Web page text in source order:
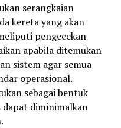
serangkaian
kereta yang akan
pengecekan
apabila ditemukan
sistem agar semua
operasional.
sebagai bentuk
dapat diminimalkan